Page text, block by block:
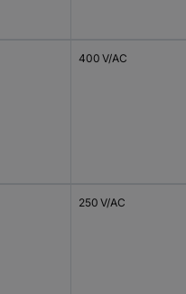
400 V/AC
250 V/AC